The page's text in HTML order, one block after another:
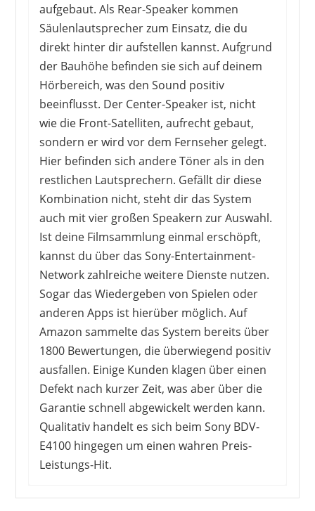
aufgebaut. Als Rear-Speaker kommen
Säulenlautsprecher zum Einsatz, die du
direkt hinter dir aufstellen kannst. Aufgrund
der Bauhöhe befinden sie sich auf deinem
Hörbereich, was den Sound positiv
beeinflusst. Der Center-Speaker ist, nicht
wie die Front-Satelliten, aufrecht gebaut,
sondern er wird vor dem Fernseher gelegt.
Hier befinden sich andere Töner als in den
restlichen Lautsprechern. Gefällt dir diese
Kombination nicht, steht dir das System
auch mit vier großen Speakern zur Auswahl.
Ist deine Filmsammlung einmal erschöpft,
kannst du über das Sony-Entertainment-
Network zahlreiche weitere Dienste nutzen.
Sogar das Wiedergeben von Spielen oder
anderen Apps ist hierüber möglich. Auf
Amazon sammelte das System bereits über
1800 Bewertungen, die überwiegend positiv
ausfallen. Einige Kunden klagen über einen
Defekt nach kurzer Zeit, was aber über die
Garantie schnell abgewickelt werden kann.
Qualitativ handelt es sich beim Sony BDV-
E4100 hingegen um einen wahren Preis-
Leistungs-Hit.